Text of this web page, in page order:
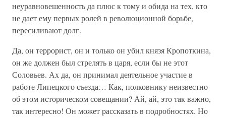
неуравновешенность да плюс к тому и обида на тех, кто
не дает ему первых ролей в революционной борьбе,
пересиливают долг.
Да, он террорист, он и только он убил князя Кропоткина,
он же должен был стрелять в царя, если бы не этот
Соловьев. Ах да, он принимал деятельное участие в
работе Липецкого съезда… Как, полковнику неизвестно
об этом историческом совещании? Ай, ай, это так важно,
так интересно! Он может рассказать в подробностях. Но